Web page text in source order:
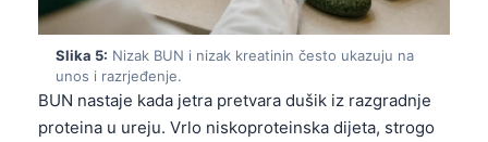
Slika 5: Nizak BUN i nizak kreatinin često ukazuju na
unos i razrjeđenje.
BUN nastaje kada jetra pretvara dušik iz razgradnje
proteina u ureju. Vrlo niskoproteinska dijeta, strogo